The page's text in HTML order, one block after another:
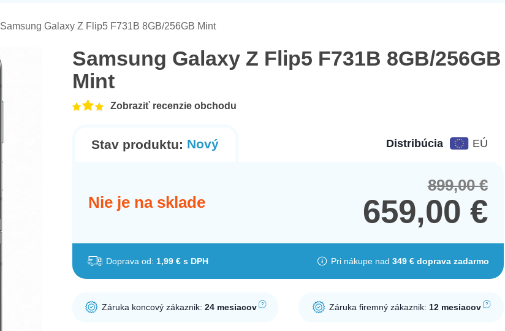
Samsung Galaxy Z Flip5 F731B 8GB/256GB Mint
Samsung Galaxy Z Flip5 F731B 8GB/256GB
Mint
Zobraziť recenzie obchodu
Stav produktu: Nový Distribúcia EÚ
Nie je na sklade
899,00€
659,00 €
Doprava od: 1,99 € s DPH Pri nákupe nad 349 € doprava zadarmo
Záruka koncový zákaznik:24 mesiacov Záruka firemný zákaznik: 12 mesiacov